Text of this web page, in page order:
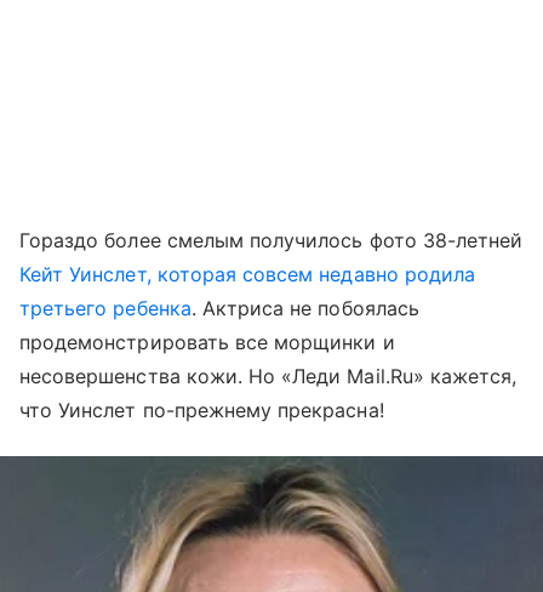
Гораздо более смелым получилось фото 38-летней
Кейт Уинслет, которая совсем недавно родила
третьего ребенка. Актриса не побоялась
продемонстрировать все морщинки и
несовершенства кожи. Но «Леди Mail.Ru» кажется,
что Уинслет по-прежнему прекрасна!